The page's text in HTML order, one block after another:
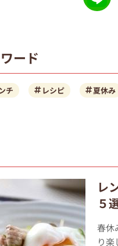
ード
チ レシピ 夏休み
レ
５
春休
り